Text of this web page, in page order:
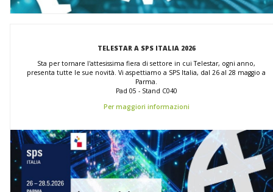
TELESTAR A SPS ITALIA 2026
Sta per tornare l'attesissima fiera di settore in cui Telestar, ogni anno,
presenta tutte le sue novità. Vi aspettiamo a SPS Italia, dal 26 al 28 maggio a
Parma.
Pad 05 - Stand C040
Per maggiori informazioni